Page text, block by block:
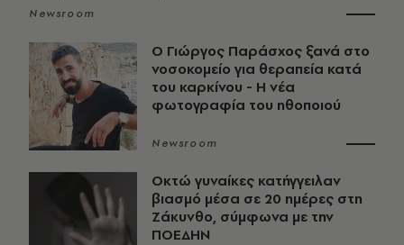
Newsroom
O Γιώργος Παράσχος ξανά στο
νοσοκομείο για θεραπεία κατά
του καρκίνου - Η νέα
φωτογραφία του ηθοποιού
Newsroom
Οκτώ γυναίκες κατήγγειλαν
βιασμό μέσα σε 20 ημέρες στη
Ζάκυνθο, σύμφωνα με την
ΠΟΕΔΗΝ